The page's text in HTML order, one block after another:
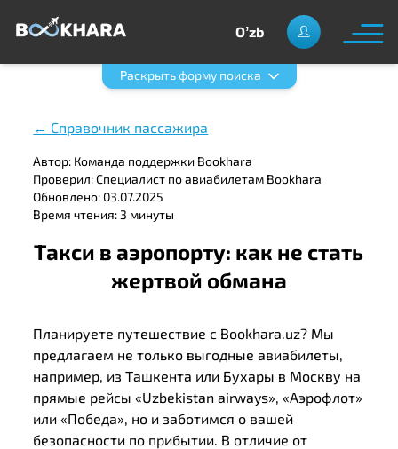
Oʼzb
Раскрыть форму поиска
← Справочник пассажира
Автор: Команда поддержки Bookhara
Проверил: Специалист по авиабилетам Bookhara
Обновлено: 03.07.2025
Время чтения: 3 минуты
Такси в аэропорту: как не стать
жертвой обмана
Планируете путешествие с Bookhara.uz? Мы
предлагаем не только выгодные авиабилеты,
например, из Ташкента или Бухары в Москву на
прямые рейсы «Uzbekistan airways», «Аэрофлот»
или «Победа», но и заботимся о вашей
безопасности по прибытии. В отличие от